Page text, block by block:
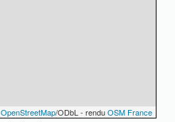
OpenStreetMap/ODbL - renduOSM France